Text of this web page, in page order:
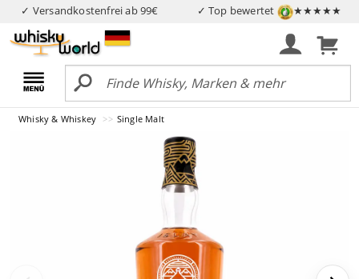
✓ Versandkostenfrei ab 99€ ✓ Top bewertet ★★★★★
Whisky & Whiskey Single Malt